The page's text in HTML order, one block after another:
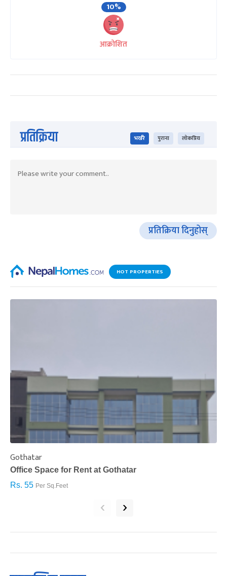
10%
आक्रोशित
प्रतिक्रिया भर्खरै पुराना लोकप्रिय
प्रतिक्रिया दिनुहोस्
HOT PROPERTIES
Gothatar
Office Space for Rent at Gothatar
Rs. 55 Per Sq.Feet
‹ ›